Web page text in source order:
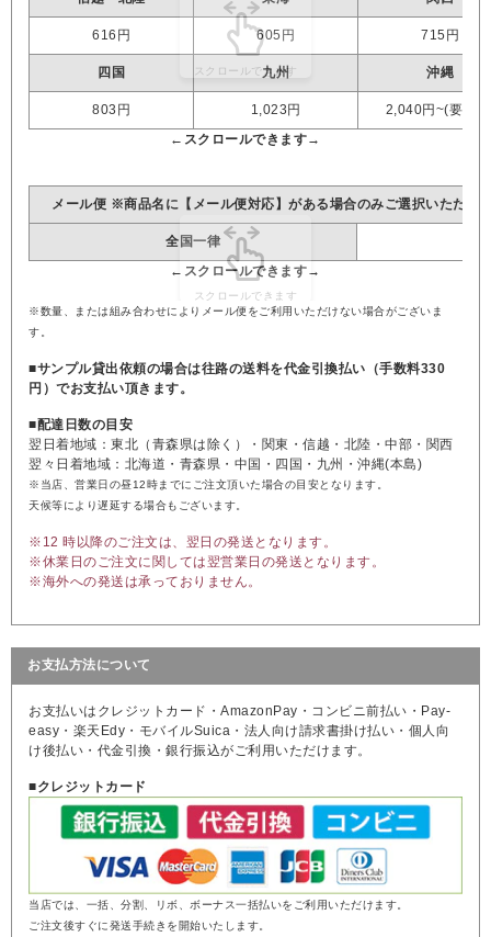
616円 605円 715円
四国 九州 沖縄
803円 1,023円 2,040円~(要見
メール便 ※商品名に【メール便対応】がある場合のみご選択いただけ
全国一律
※数量、または組み合わせによりメール便をご利用いただけない場合がございま
す。
■サンプル貸出依頼の場合は往路の送料を代金引換払い（手数料330
円）でお支払い頂きます。
■配達日数の目安
翌日着地域：東北（青森県は除く）・関東・信越・北陸・中部・関西
翌々日着地域：北海道・青森県・中国・四国・九州・沖縄(本島)
※当店、営業日の昼12時までにご注文頂いた場合の目安となります。
天候等により遅延する場合もございます。
※12 時以降のご注文は、翌日の発送となります。
※休業日のご注文に関しては翌営業日の発送となります。
※海外への発送は承っておりません。
お支払方法について
お支払いはクレジットカード・AmazonPay・コンビニ前払い・Pay-
easy・楽天Edy・モバイルSuica・法人向け請求書掛け払い・個人向
け後払い・代金引換・銀行振込がご利用いただけます。
■クレジットカード
当店では、一括、分割、リボ、ボーナス一括払いをご利用いただけます。
ご注文後すぐに発送手続きを開始いたします。